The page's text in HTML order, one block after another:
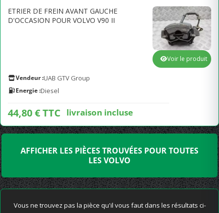
ETRIER DE FREIN AVANT GAUCHE
D'OCCASION POUR VOLVO V90 II
Vendeur :UAB GTV Group
Energie :Diesel
44,80 € TTC livraison incluse
Voir le produit
AFFICHER LES PIÈCES TROUVÉES POUR TOUTES
LES VOLVO
Vous ne trouvez pas la pièce qu'il vous faut dans les résultats ci-